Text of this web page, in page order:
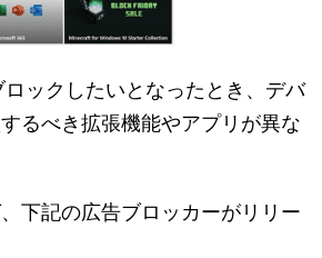
ックしたいとなったとき、デバ
るべき拡張機能やアプリが異な
下記の広告ブロッカーがリリー